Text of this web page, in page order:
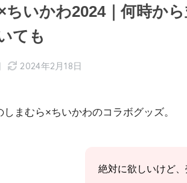
ちいかわ2024｜何時か
ても
2024年2月18日
まむら×ちいかわのコラボグッズ。
絶対に欲しいけど、